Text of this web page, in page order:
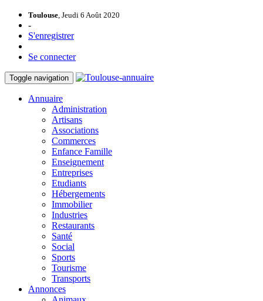
Toulouse, Jeudi 6 Août 2020
-
S'enregistrer
Se connecter
Toggle navigation
Annuaire
Administration
Artisans
Associations
Commerces
Enfance Famille
Enseignement
Entreprises
Etudiants
Hébergements
Immobilier
Industries
Restaurants
Santé
Social
Sports
Tourisme
Transports
Annonces